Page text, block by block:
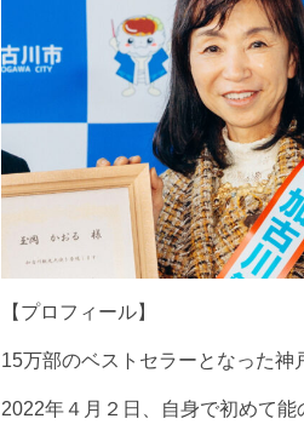
【プロフィール】
15万部のベストセラーとなった
2022年４月２日、自身で初めて能